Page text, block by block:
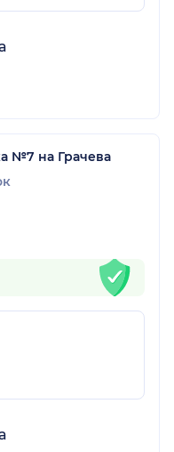
№7 на Грачева